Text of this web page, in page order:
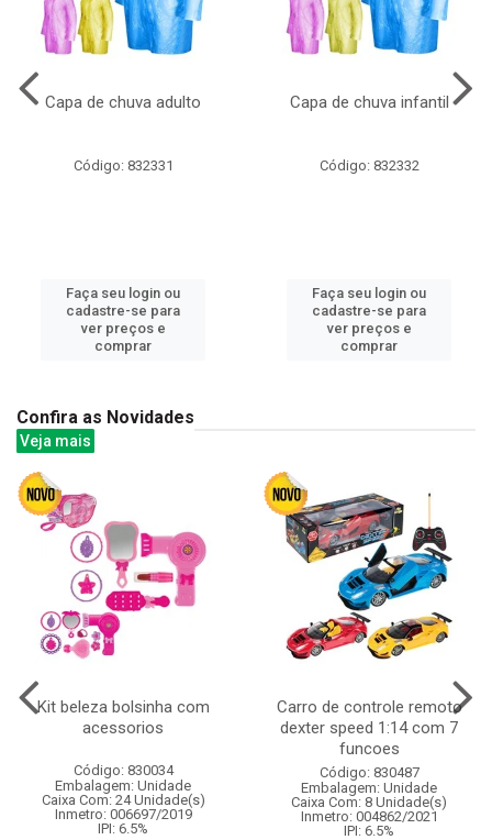
Capa de chuva adulto
Código: 832331
Faça seu login ou
cadastre-se para
ver preços e
comprar
Capa de chuva infantil
Código: 832332
Faça seu login ou
cadastre-se para
ver preços e
comprar
Confira as Novidades
Veja mais
Kit beleza bolsinha com
acessorios
Código: 830034
Embalagem: Unidade
Caixa Com: 24 Unidade(s)
Inmetro: 006697/2019
IPI: 6.5%
Carro de controle remoto
dexter speed 1:14 com 7
funcoes
Código: 830487
Embalagem: Unidade
Caixa Com: 8 Unidade(s)
Inmetro: 004862/2021
IPI: 6.5%